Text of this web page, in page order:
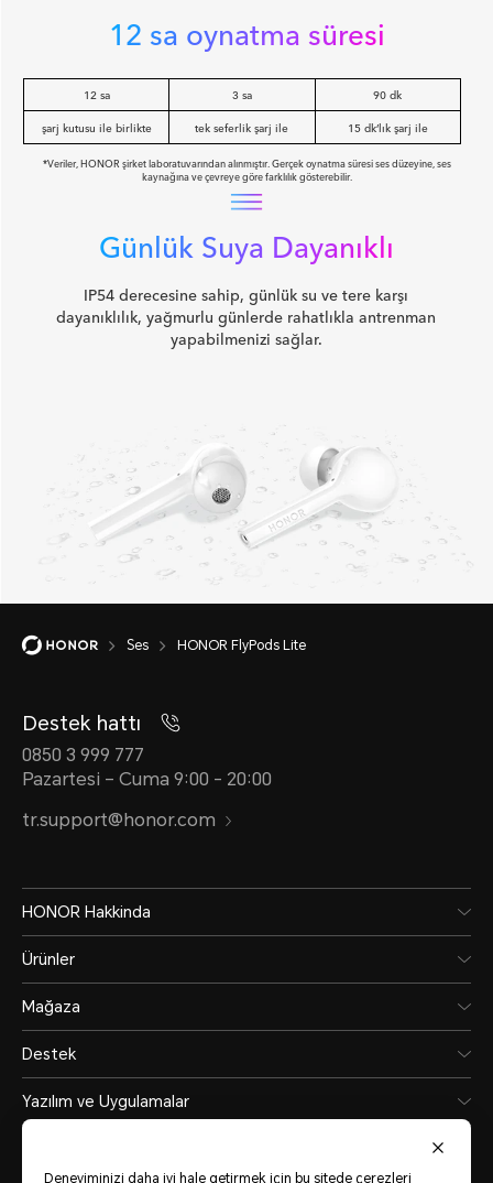
12 sa oynatma süresi
12 sa 3 sa 90 dk
şarj kutusu ile birlikte tek seferlik şarj ile 15 dk’lık şarj ile
*Veriler, HONOR şirket laboratuvarından alınmıştır. Gerçek oynatma süresi ses düzeyine, ses
kaynağına ve çevreye göre farklılık gösterebilir.
Günlük Suya Dayanıklı
IP54 derecesine sahip, günlük su ve tere karşı
dayanıklılık, yağmurlu günlerde rahatlıkla antrenman
yapabilmenizi sağlar.
Ses HONOR FlyPods Lite
Destek hattı
0850 3 999 777
Pazartesi – Cuma 9:00 - 20:00
tr.support@honor.com
HONOR Hakkinda
Ürünler
Mağaza
Destek
Yazılım ve Uygulamalar
Deneyiminizi daha iyi hale getirmek için bu sitede çerezleri